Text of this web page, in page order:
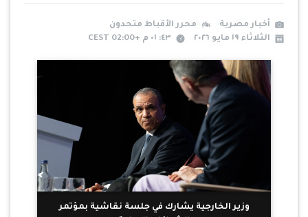
أخبار مصرية
محرر الأقباط متحدون
الثلاثاء ١٩ مايو ٢٠٢٦
٤٣: ٠١ م +02:00 CEST
وزير الخارجية يشارك في جلسة نقاشية بمؤتمر